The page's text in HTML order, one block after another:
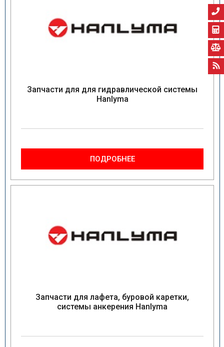
Запчасти для для гидравлической системы
Hanlyma
ПОДРОБНЕЕ
Запчасти для лафета, буровой каретки,
системы анкерения Hanlyma